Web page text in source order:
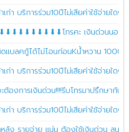
เก่า บริการร่วม10ปีไม่เสียค่าใช้จ่ายใดๆ
โทรคะ เงินด่วนนอกร
แบลคกู้ได้ไม่โอนก่อนKน้ำหวาน
เก่า บริการร่วม10ปีไม่เสียค่าใช้จ่ายใดๆ
ต้องการเงินด่วน!!!!รีบโทรมาปรึกษากันน
เก่า บริการร่วม10ปีไม่เสียค่าใช้จ่ายใดๆ